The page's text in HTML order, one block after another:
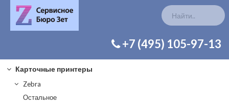
+7 (495) 105-97-13
Карточные принтеры
Zebra
Остальное